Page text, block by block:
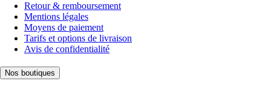
Retour & remboursement
Mentions légales
Moyens de paiement
Tarifs et options de livraison
Avis de confidentialité
Nos boutiques